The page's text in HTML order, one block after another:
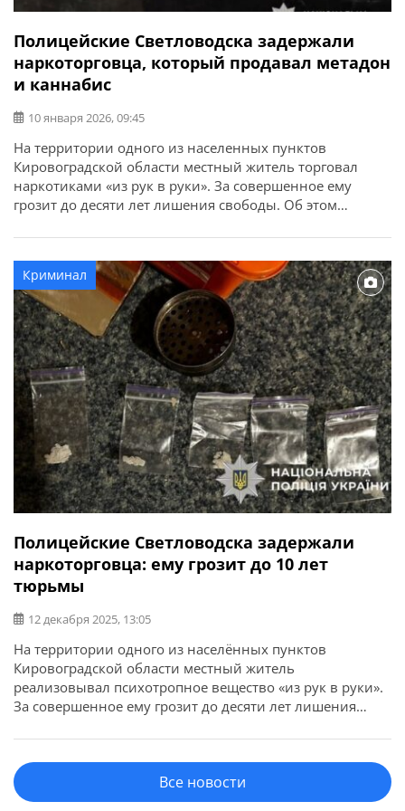
Полицейские Светловодска задержали
наркоторговца, который продавал метадон
и каннабис
10 января 2026, 09:45
На территории одного из населенных пунктов
Кировоградской области местный житель торговал
наркотиками «из рук в руки». За совершенное ему
грозит до десяти лет лишения свободы. Об этом
деятельность пресекли сотрудники управления по
борьбе с наркопреступностью совместно с
полицейскими отделения полиции № 1 (г. Светловодск)
под процессуальным руководством областной
прокуратуры. […]
Криминал
Полицейские Светловодска задержали
наркоторговца: ему грозит до 10 лет
тюрьмы
12 декабря 2025, 13:05
На территории одного из населённых пунктов
Кировоградской области местный житель
реализовывал психотропное вещество «из рук в руки».
За совершенное ему грозит до десяти лет лишения
ГУНП в Кировоградской области. Прекратили
преступную деятельность злоумышленника сотрудники
отделения полиции №1 (г. Светловодск) под
процессуальным руководством окружной прокуратуры.
Все новости